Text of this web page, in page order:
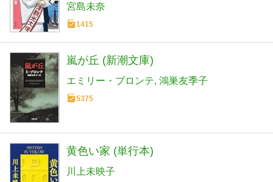
宮島未奈
1415
嵐が丘 (新潮文庫)
エミリー・ブロンテ 鴻巣友季子
5375
黄色い家 (単行本)
川上未映子